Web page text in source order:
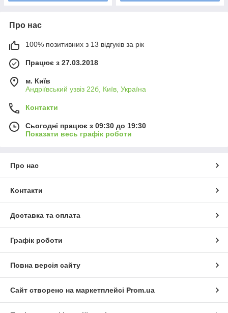
Про нас
100% позитивних з 13 відгуків за рік
Працює з 27.03.2018
м. Київ
Андріївський узвіз 22б, Київ, Україна
Контакти
Сьогодні працює з 09:30 до 19:30
Показати весь графік роботи
Про нас
Контакти
Доставка та оплата
Графік роботи
Повна версія сайту
Сайт створено на маркетплейсі Prom.ua